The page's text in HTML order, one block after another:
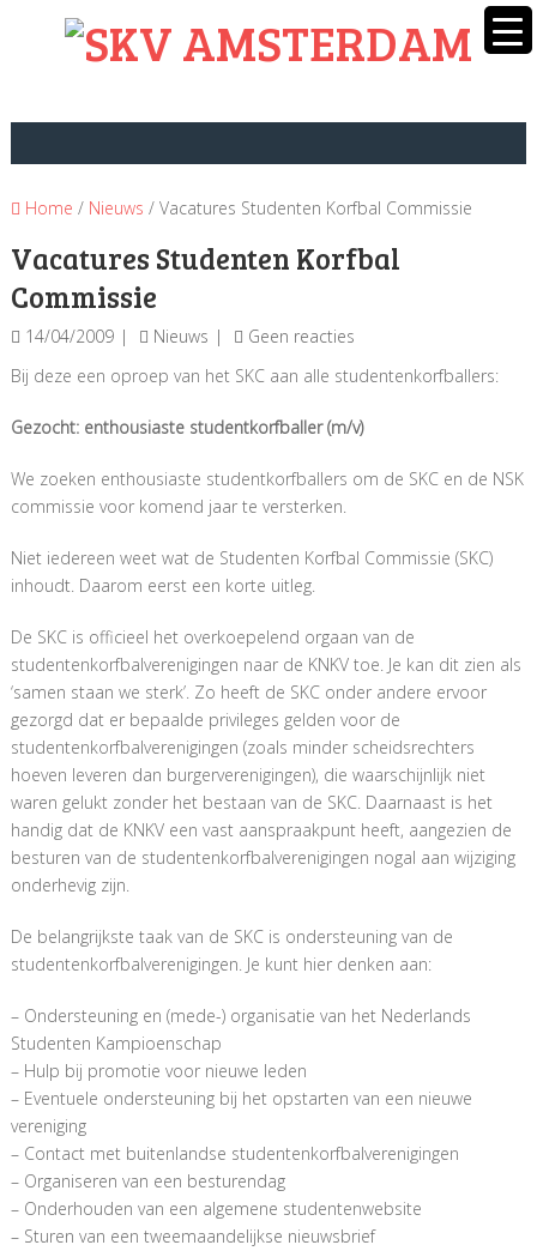
Home / Nieuws / Vacatures Studenten Korfbal Commissie
Vacatures Studenten Korfbal
Commissie
14/04/2009 Nieuws
Geen reacties
Bij deze een oproep van het SKC aan alle studentenkorfballers:
Gezocht: enthousiaste studentkorfballer (m/v)
We zoeken enthousiaste studentkorfballers om de SKC en de NSK
commissie voor komend jaar te versterken.
Niet iedereen weet wat de Studenten Korfbal Commissie (SKC)
inhoudt. Daarom eerst een korte uitleg.
De SKC is officieel het overkoepelend orgaan van de
studentenkorfbalverenigingen naar de KNKV toe. Je kan dit zien als
‘samen staan we sterk’. Zo heeft de SKC onder andere ervoor
gezorgd dat er bepaalde privileges gelden voor de
studentenkorfbalverenigingen (zoals minder scheidsrechters
hoeven leveren dan burgerverenigingen), die waarschijnlijk niet
waren gelukt zonder het bestaan van de SKC. Daarnaast is het
handig dat de KNKV een vast aanspraakpunt heeft, aangezien de
besturen van de studentenkorfbalverenigingen nogal aan wijziging
onderhevig zijn.
De belangrijkste taak van de SKC is ondersteuning van de
studentenkorfbalverenigingen. Je kunt hier denken aan:
– Ondersteuning en (mede-) organisatie van het Nederlands
Studenten Kampioenschap
– Hulp bij promotie voor nieuwe leden
– Eventuele ondersteuning bij het opstarten van een nieuwe
vereniging
– Contact met buitenlandse studentenkorfbalverenigingen
– Organiseren van een besturendag
– Onderhouden van een algemene studentenwebsite
– Sturen van een tweemaandelijkse nieuwsbrief